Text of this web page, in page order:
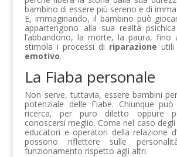
bambino di essere più sereno e di
E, immaginando, il bambino può
appartengono alla sua realtà
l’abbandono, la morte, la paura,
stimola i processi di riparazione utili
emotivo.
La Fiaba personale
Non serve, tuttavia, essere bambini
potenziale delle Fiabe. Chiunque
ricerca, per puro diletto oppure
conoscersi meglio. Come nel caso
educatori e operatori della relazione
possono riflettere sulle
funzionamento rispetto agli altri.